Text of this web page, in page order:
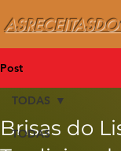
Post
TODAS
TODAS
Brisas do